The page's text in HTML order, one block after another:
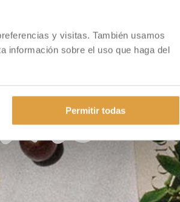
y visitas. También usamos
información sobre el uso que haga del
Permitir todas